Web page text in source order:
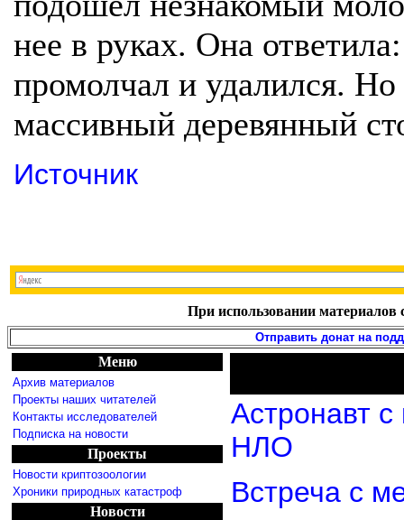
нее в руках. Она
промолчал и удалился. Но
массивный деревянный
Источник
При использовании материалов
Отправить донат на
Меню
Архив материалов
Проекты наших читателей
Контакты исследователей
Подписка на новости
Проекты
Новости криптозоологии
Хроники природных катастроф
Новости
Астронавт
НЛО
Встреча с